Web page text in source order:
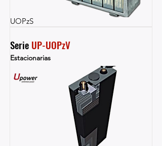
UOPzS
Serie UP-UOPzV
Estacionarias